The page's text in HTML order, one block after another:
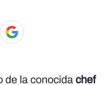
de la conocidachef